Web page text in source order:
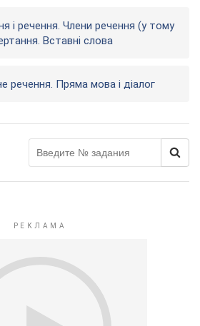
і речення. Члени речення (у тому
Вставні слова
речення. Пряма мова і діалог